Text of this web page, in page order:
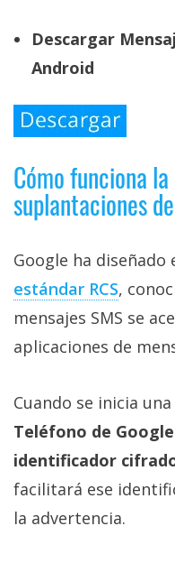
Descargar
Android
Cómo funciona
suplantaciones
Google ha
estándar RCS‎,
mensajes SMS se
aplicaciones de
Cuando se inicia
Teléfono de
identificador
facilitará ese
la advertencia.